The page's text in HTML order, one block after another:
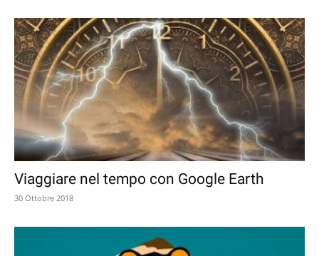
Viaggiare nel tempo con Google Earth
30 Ottobre 2018